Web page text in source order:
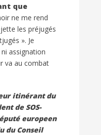
que
ne me rend
les préjugés
». Je
assignation
va au combat
itinérant du
de SOS-
europeen
du Conseil